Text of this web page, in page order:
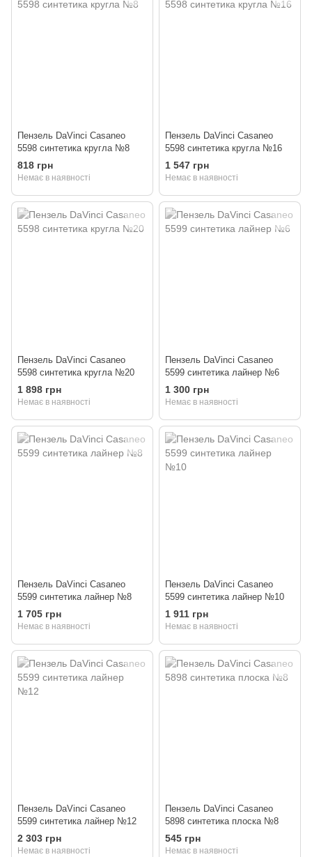
Пензель DaVinci Casaneo
5598 синтетика кругла №8
818 грн
Немає в наявності
Пензель DaVinci Casaneo
5598 синтетика кругла №16
1 547 грн
Немає в наявності
Пензель DaVinci Casaneo
5598 синтетика кругла №20
1 898 грн
Немає в наявності
Пензель DaVinci Casaneo
5599 синтетика лайнер №6
1 300 грн
Немає в наявності
Пензель DaVinci Casaneo
5599 синтетика лайнер №8
1 705 грн
Немає в наявності
Пензель DaVinci Casaneo
5599 синтетика лайнер №10
1 911 грн
Немає в наявності
Пензель DaVinci Casaneo
5599 синтетика лайнер №12
2 303 грн
Немає в наявності
Пензель DaVinci Casaneo
5898 синтетика плоска №8
545 грн
Немає в наявності